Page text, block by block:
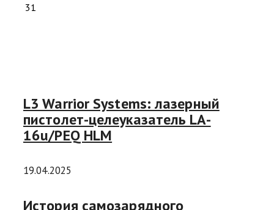
31
L3 Warrior Systems: лазерный
пистолет-целеуказатель LA-
16u/PEQ HLM
19.04.2025
История самозарядного